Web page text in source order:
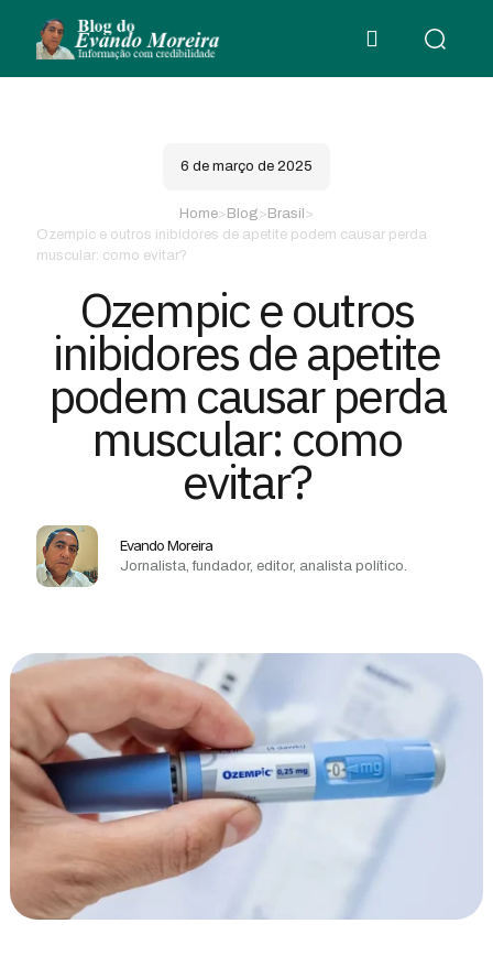
6 de março de 2025
Home> Blog> Brasil >
Ozempic e outros inibidores de apetite podem causar perda
muscular: como evitar?
Ozempic e outros
inibidores de apetite
podem causar perda
muscular: como
evitar?
Evando Moreira
Jornalista, fundador, editor, analista político.